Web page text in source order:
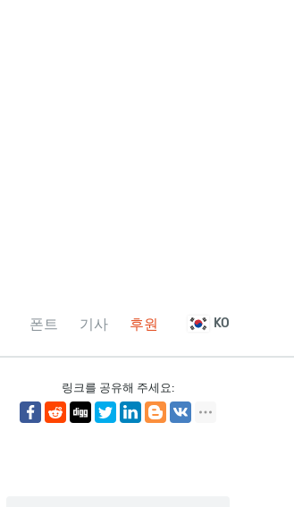
폰트 기사 후원 KO
링크를 공유해 주세요: